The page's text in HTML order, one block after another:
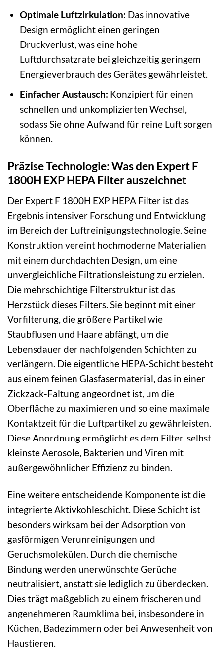
Optimale Luftzirkulation: Das innovative
Design ermöglicht einen geringen
Druckverlust, was eine hohe
Luftdurchsatzrate bei gleichzeitig geringem
Energieverbrauch des Gerätes gewährleistet.
Einfacher Austausch: Konzipiert für einen
schnellen und unkomplizierten Wechsel,
sodass Sie ohne Aufwand für reine Luft sorgen
können.
Präzise Technologie: Was den Expert F
1800H EXP HEPA Filter auszeichnet
Der Expert F 1800H EXP HEPA Filter ist das
Ergebnis intensiver Forschung und Entwicklung
im Bereich der Luftreinigungstechnologie. Seine
Konstruktion vereint hochmoderne Materialien
mit einem durchdachten Design, um eine
unvergleichliche Filtrationsleistung zu erzielen.
Die mehrschichtige Filterstruktur ist das
Herzstück dieses Filters. Sie beginnt mit einer
Vorfilterung, die größere Partikel wie
Staubflusen und Haare abfängt, um die
Lebensdauer der nachfolgenden Schichten zu
verlängern. Die eigentliche HEPA-Schicht besteht
aus einem feinen Glasfasermaterial, das in einer
Zickzack-Faltung angeordnet ist, um die
Oberfläche zu maximieren und so eine maximale
Kontaktzeit für die Luftpartikel zu gewährleisten.
Diese Anordnung ermöglicht es dem Filter, selbst
kleinste Aerosole, Bakterien und Viren mit
außergewöhnlicher Effizienz zu binden.
Eine weitere entscheidende Komponente ist die
integrierte Aktivkohleschicht. Diese Schicht ist
besonders wirksam bei der Adsorption von
gasförmigen Verunreinigungen und
Geruchsmolekülen. Durch die chemische
Bindung werden unerwünschte Gerüche
neutralisiert, anstatt sie lediglich zu überdecken.
Dies trägt maßgeblich zu einem frischeren und
angenehmeren Raumklima bei, insbesondere in
Küchen, Badezimmern oder bei Anwesenheit von
Haustieren.